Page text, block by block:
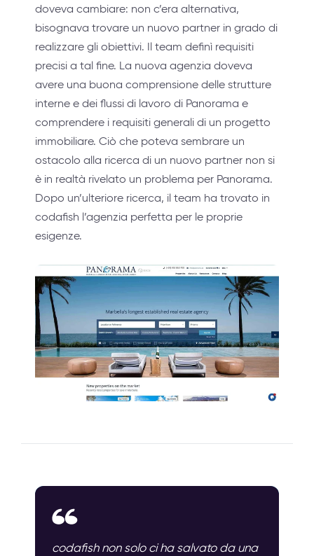
doveva cambiare: non c’era alternativa,
bisognava trovare un nuovo partner in grado di
realizzare gli obiettivi. Il team definì requisiti
precisi a tal fine. La nuova agenzia doveva
avere una buona comprensione delle strutture
interne e dei flussi di lavoro di Panorama e
comprendere i requisiti generali di un progetto
immobiliare. Ciò che poteva sembrare un
ostacolo alla ricerca di un nuovo partner non si
è in realtà rivelato un problema per Panorama.
Dopo un’ulteriore ricerca, il team ha trovato in
codafish l’agenzia perfetta per le proprie
esigenze.
codafish non solo ci ha salvato da una